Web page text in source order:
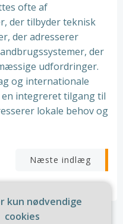
ofte af
der tilbyder teknisk
der adresserer
der
udfordringer.
og internationale
integreret tilgang til
lokale behov og
Næste indlæg
kun nødvendige
cookies